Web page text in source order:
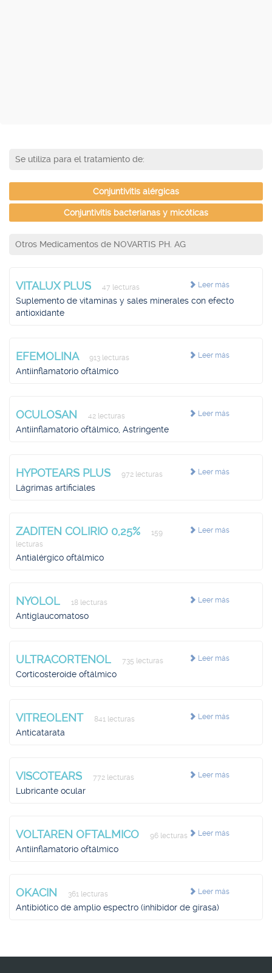
Se utiliza para el tratamiento de:
Conjuntivitis alérgicas
Conjuntivitis bacterianas y micóticas
Otros Medicamentos de NOVARTIS PH. AG
Leer más
VITALUX PLUS 47 lecturas
Suplemento de vitaminas y sales minerales con efecto
antioxidante
Leer más
EFEMOLINA 913 lecturas
Antiinflamatorio oftálmico
Leer más
OCULOSAN 42 lecturas
Antiinflamatorio oftálmico, Astringente
Leer más
HYPOTEARS PLUS 972 lecturas
Lágrimas artificiales
Leer más
ZADITEN COLIRIO 0,25%
159
lecturas
Antialérgico oftálmico
Leer más
NYOLOL 18 lecturas
Antiglaucomatoso
Leer más
ULTRACORTENOL 735 lecturas
Corticosteroide oftálmico
Leer más
VITREOLENT 841 lecturas
Anticatarata
Leer más
VISCOTEARS 772 lecturas
Lubricante ocular
Leer más
VOLTAREN OFTALMICO 96 lecturas
Antiinflamatorio oftálmico
Leer más
OKACIN 361 lecturas
Antibiótico de amplio espectro (inhibidor de girasa)